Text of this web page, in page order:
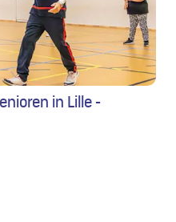
in Lille -